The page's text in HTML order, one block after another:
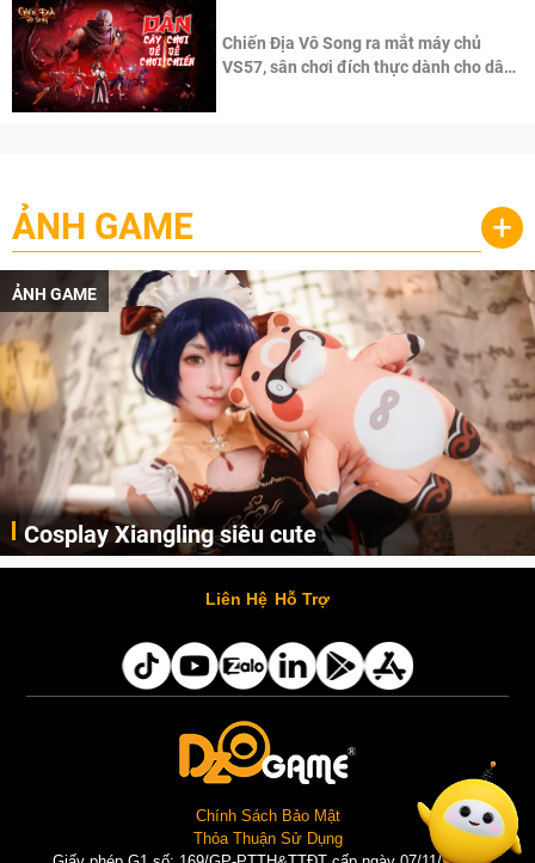
Chiến Địa Vô Song ra mắt máy chủ
VS57, sân chơi đích thực dành cho dân
ẢNH GAME +
ẢNH GAME
Cosplay Xiangling siêu cute
Cùng thưởng thức những hình ảnh cosplay Xiangling trong Genshin Impact siêu dễ thương của người dùng Weibo "阿包也是兔娘"
Liên Hệ Hỗ Trợ
Chính Sách Bảo Mật
Thỏa Thuận Sử Dụng